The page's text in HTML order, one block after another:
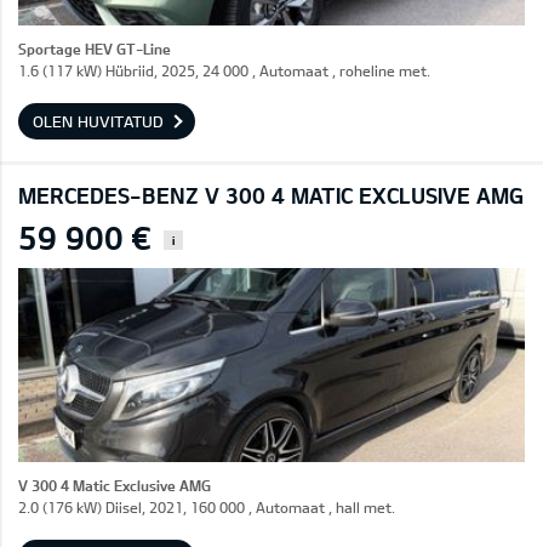
Sportage HEV GT-Line
1.6 (117 kW) Hübriid, 2025, 24 000 , Automaat , roheline met.
OLEN HUVITATUD
MERCEDES-BENZ V 300 4 MATIC EXCLUSIVE AMG
59 900 € i
V 300 4 Matic Exclusive AMG
2.0 (176 kW) Diisel, 2021, 160 000 , Automaat , hall met.